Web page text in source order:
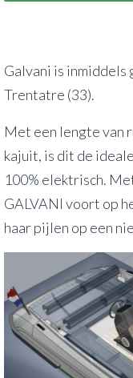
Galvani is inmiddels
Trentatre (33).
Met een lengte van
kajuit, is dit de
100% elektrisch.
GALVANI voort op
haar pijlen op een